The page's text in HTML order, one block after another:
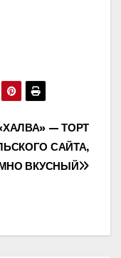
— ТОРТ
САЙТА,
ВКУСНЫЙ